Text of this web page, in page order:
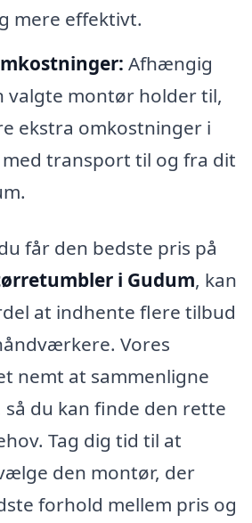
mere effektivt.
Afhængig
valgte montør holder til,
ekstra omkostninger i
transport til og fra dit
får den bedste pris på
i Gudum, kan
at indhente flere tilbud
Vores
nemt at sammenligne
du kan finde den rette
Tag dig tid til at
den montør, der
forhold mellem pris og